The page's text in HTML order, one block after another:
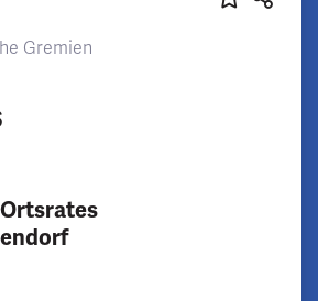
Gremien